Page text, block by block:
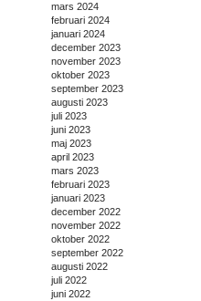
mars 2024
februari 2024
januari 2024
december 2023
november 2023
oktober 2023
september 2023
augusti 2023
juli 2023
juni 2023
maj 2023
april 2023
mars 2023
februari 2023
januari 2023
december 2022
november 2022
oktober 2022
september 2022
augusti 2022
juli 2022
juni 2022